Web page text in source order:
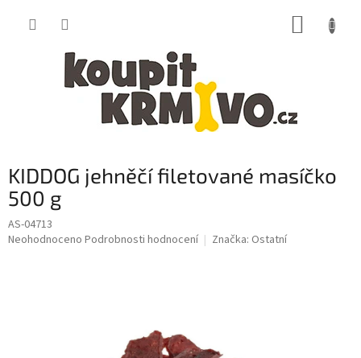
KIDDOG jehněčí filetované masíčko
500 g
AS-04713
Průměrné
Neohodnoceno Podrobnosti hodnocení Značka: Ostatní